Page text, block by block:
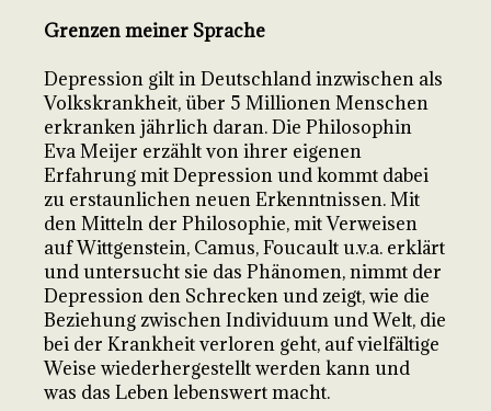
Grenzen meiner Sprache
Depression gilt in Deutschland inzwischen als
Volkskrankheit, über 5 Millionen Menschen
erkranken jährlich daran. Die Philosophin
Eva Meijer erzählt von ihrer eigenen
Erfahrung mit Depression und kommt dabei
zu erstaunlichen neuen Erkenntnissen. Mit
den Mitteln der Philosophie, mit Verweisen
auf Wittgenstein, Camus, Foucault u.v.a. erklärt
und untersucht sie das Phänomen, nimmt der
Depression den Schrecken und zeigt, wie die
Beziehung zwischen Individuum und Welt, die
bei der Krankheit verloren geht, auf vielfältige
Weise wiederhergestellt werden kann und
was das Leben lebenswert macht.